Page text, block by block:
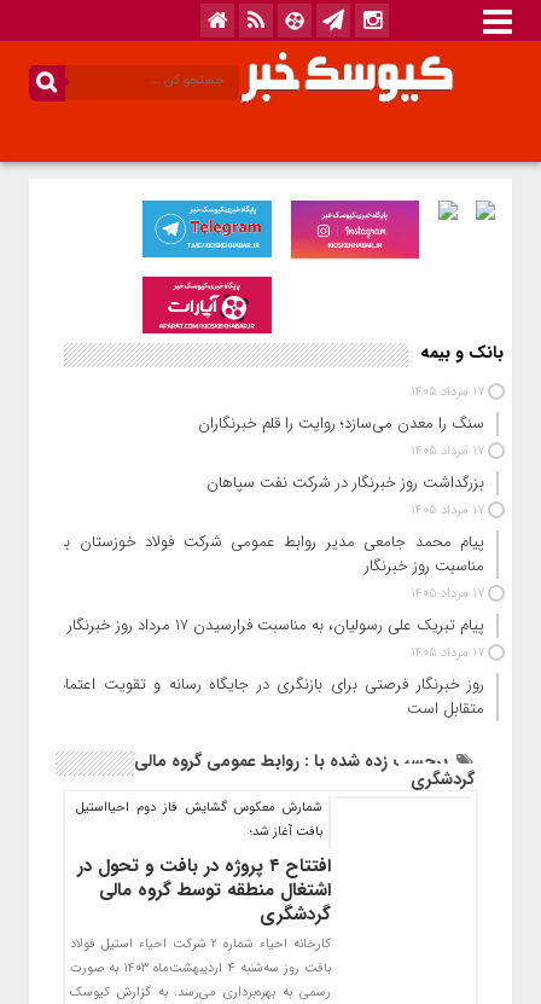
بانک و بیمه
17 مرداد 1405
سنگ را معدن می‌سازد؛ روایت را قلم خبرنگاران
17 مرداد 1405
بزرگداشت روز خبرنگار در شرکت نفت سپاهان
17 مرداد 1405
پیام محمد جامعی مدیر روابط عمومی شرکت فولاد خوزستان به
مناسبت روز خبرنگار
17 مرداد 1405
پیام تبریک علی رسولیان، به مناسبت فرارسیدن ۱۷ مرداد روز خبرنگار
17 مرداد 1405
روز خبرنگار فرصتی برای بازنگری در جایگاه رسانه و تقویت اعتماد
متقابل است
برچسب زده شده با : روابط عمومی گروه مالی
گردشگری
شمارش معکوس گشایش فاز دوم احیااستیل
بافت آغاز شد؛
افتتاح ۴ پروژه در بافت و تحول در
اشتغال منطقه توسط گروه مالی
گردشگری
کارخانه احیاء شماره ۲ شرکت احیاء استیل فولاد
بافت روز سه‌شنبه ۴ اردیبهشت‌ماه ۱۴۰۳ به صورت
رسمی به بهره‌برداری می‌رسد. به گزارش کیوسک